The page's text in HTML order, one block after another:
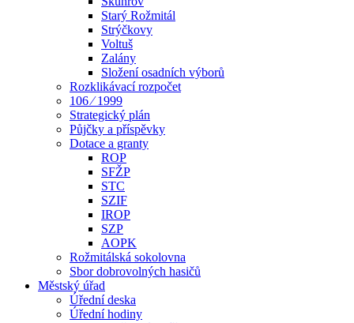
Starý Rožmitál
Strýčkovy
Voltuš
Zalány
Složení osadních výborů
Rozklikávací rozpočet
106 ⁄ 1999
Strategický plán
Půjčky a příspěvky
Dotace a granty
ROP
SFŽP
STC
SZIF
IROP
SZP
AOPK
Rožmitálská sokolovna
Sbor dobrovolných hasičů
Městský úřad
Úřední deska
Úřední hodiny